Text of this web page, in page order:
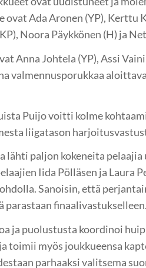
Ada Aronen (YP), Kerttu
Noora Päykkönen (H) ja
Anna Johtela (YP), Assi
valmennusporukkaa
Puijo voitti kolme
liigatason
lähti paljon kokeneita
Iida Pölläsen ja Laura
Sanoisin, että
parastaan
ja puolustusta koordinoi
toimii myös joukkueensa
parhaaksi valitsema